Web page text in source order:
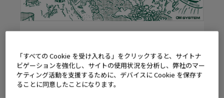
「すべての Cookie を受け入れる」をクリックすると、サイトナ
ビゲーションを強化し、サイトの使用状況を分析し、弊社のマー
ケティング活動を支援するために、デバイスに Cookie を保存す
ることに同意したことになります。